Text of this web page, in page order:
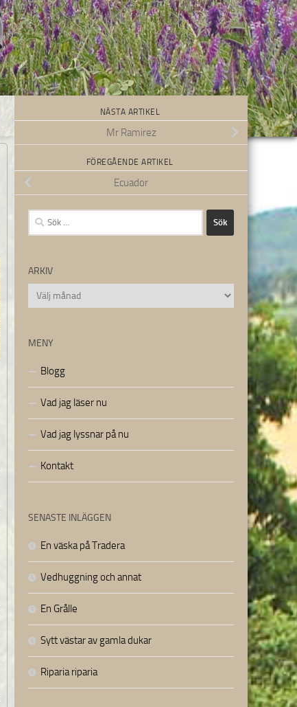
NÄSTA ARTIKEL
Mr Ramirez
FÖREGÅENDE ARTIKEL
Ecuador
Sök
efter:
ARKIV
Arkiv
MENY
Blogg
Vad jag läser nu
Vad jag lyssnar på nu
Kontakt
SENASTE INLÄGGEN
En väska på Tradera
Vedhuggning och annat
En Grålle
Sytt västar av gamla dukar
Riparia riparia